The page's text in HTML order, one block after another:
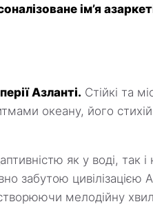
ім’я
Азланті. Стійкі та
океану, його
як у воді, так і
забутою цивілізацією
мелодійну